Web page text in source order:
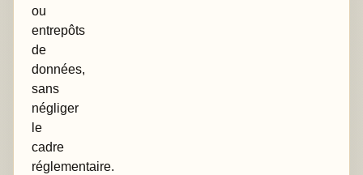
ou
entrepôts
de
données,
sans
négliger
le
cadre
réglementaire.